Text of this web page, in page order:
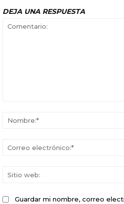
DEJA UNA RESPUESTA
Guardar mi nombre, correo